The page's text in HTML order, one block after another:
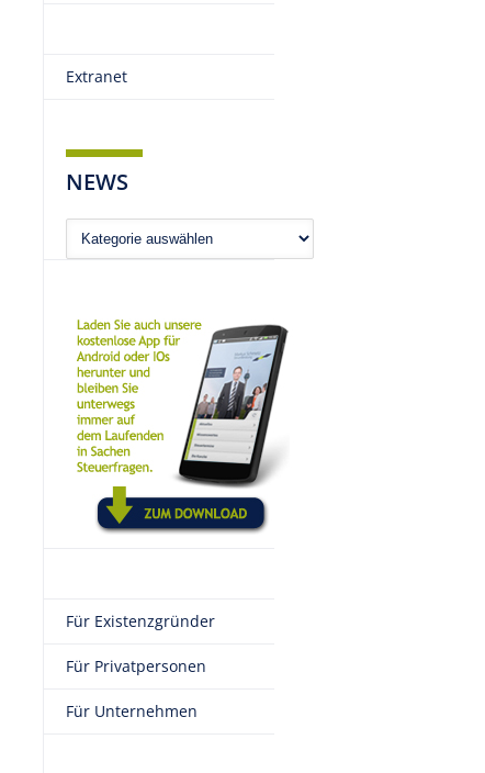
Extranet
NEWS
News
Für Existenzgründer
Für Privatpersonen
Für Unternehmen